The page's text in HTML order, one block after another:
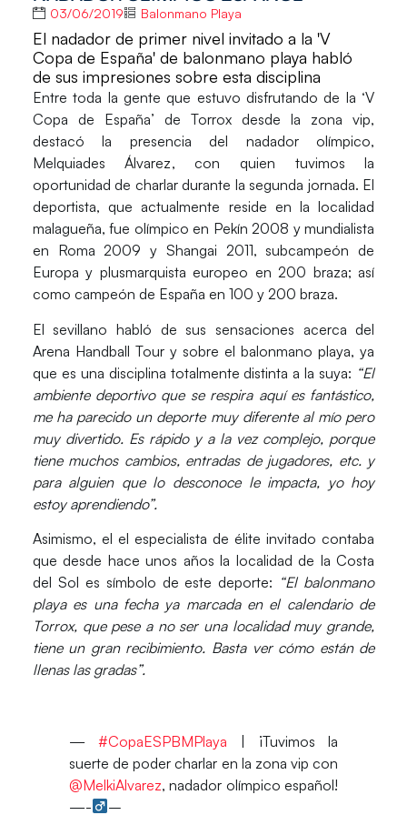
03/06/2019 Balonmano Playa
El nadador de primer nivel invitado a la 'V
Copa de España' de balonmano playa habló
de sus impresiones sobre esta disciplina
Entre toda la gente que estuvo disfrutando de la ‘V
Copa de España’ de Torrox desde la zona vip,
destacó la presencia del nadador olímpico,
Melquiades Álvarez, con quien tuvimos la
oportunidad de charlar durante la segunda jornada. El
deportista, que actualmente reside en la localidad
malagueña, fue olímpico en Pekín 2008 y mundialista
en Roma 2009 y Shangai 2011, subcampeón de
Europa y plusmarquista europeo en 200 braza; así
como campeón de España en 100 y 200 braza.
El sevillano habló de sus sensaciones acerca del
Arena Handball Toury sobre el balonmano playa, ya
que es una disciplina totalmente distinta a la suya: “El
ambiente deportivo que se respira aquí es fantástico,
me ha parecido un deporte muy diferente al mío pero
muy divertido. Es rápido y a la vez complejo, porque
tiene muchos cambios, entradas de jugadores, etc. y
para alguien que lo desconoce le impacta, yo hoy
estoy aprendiendo”.
Asimismo, el el especialista de élite invitado contaba
que desde hace unos años la localidad de la Costa
del Sol es símbolo de este deporte: “El balonmano
playa es una fecha ya marcada en el calendario de
Torrox, que pese a no ser una localidad muy grande,
tiene un gran recibimiento. Basta ver cómo están de
llenas las gradas”.
—#CopaESPBMPlaya | ¡Tuvimos la
suerte de poder charlar en la zona vip con
@MelkiAlvarez, nadador olímpico español!
—-‍
–